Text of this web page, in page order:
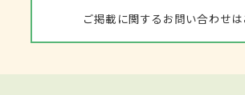
ご掲載に関するお問い合わせは